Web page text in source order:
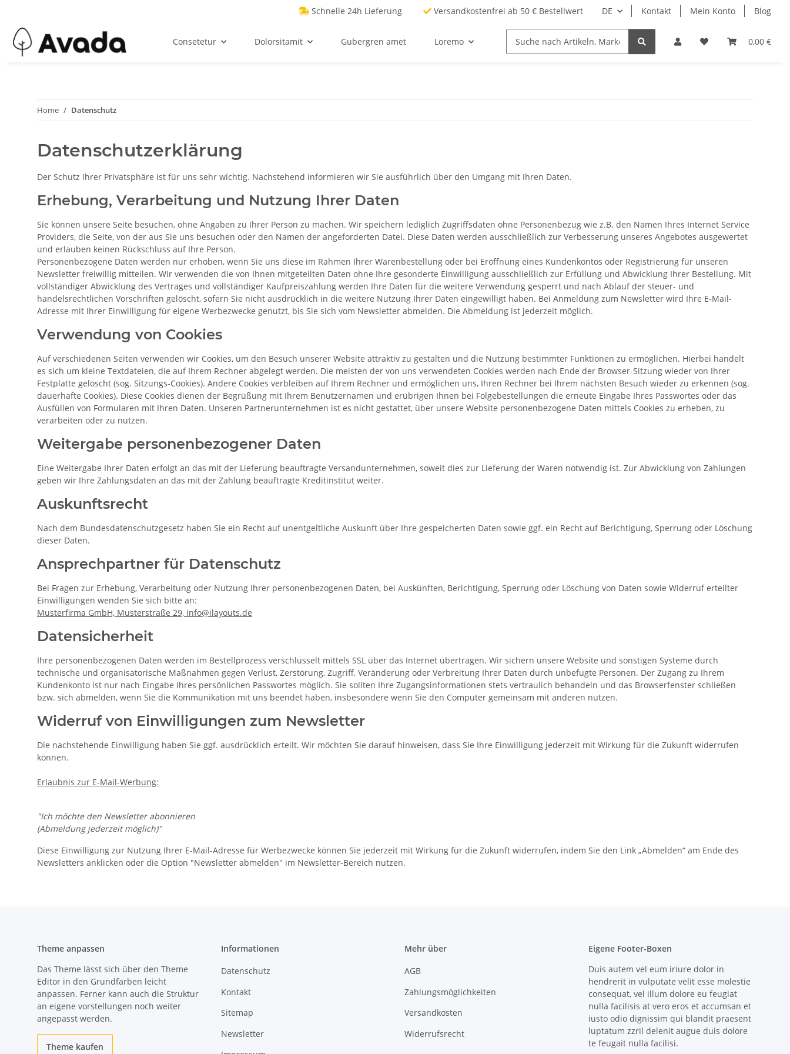
DE Kontakt Mein Konto Blog
Schnelle 24h Lieferung Versandkostenfrei ab 50 € Bestellwert
0,00 €
Consetetur Dolorsitamit Gubergren amet Loremo
Home Datenschutz
Datenschutzerklärung
Der Schutz Ihrer Privatsphäre ist für uns sehr wichtig. Nachstehend informieren wir Sie ausführlich über den Umgang mit Ihren Daten.
Erhebung, Verarbeitung und Nutzung Ihrer Daten
Sie können unsere Seite besuchen, ohne Angaben zu Ihrer Person zu machen. Wir speichern lediglich Zugriffsdaten ohne Personenbezug wie z.B. den Namen Ihres Internet Service
Providers, die Seite, von der aus Sie uns besuchen oder den Namen der angeforderten Datei. Diese Daten werden ausschließlich zur Verbesserung unseres Angebotes ausgewertet
und erlauben keinen Rückschluss auf Ihre Person.
Personenbezogene Daten werden nur erhoben, wenn Sie uns diese im Rahmen Ihrer Warenbestellung oder bei Eröffnung eines Kundenkontos oder Registrierung für unseren
Newsletter freiwillig mitteilen. Wir verwenden die von Ihnen mitgeteilten Daten ohne Ihre gesonderte Einwilligung ausschließlich zur Erfüllung und Abwicklung Ihrer Bestellung. Mit
vollständiger Abwicklung des Vertrages und vollständiger Kaufpreiszahlung werden Ihre Daten für die weitere Verwendung gesperrt und nach Ablauf der steuer- und
handelsrechtlichen Vorschriften gelöscht, sofern Sie nicht ausdrücklich in die weitere Nutzung Ihrer Daten eingewilligt haben. Bei Anmeldung zum Newsletter wird Ihre E-Mail-
Adresse mit Ihrer Einwilligung für eigene Werbezwecke genutzt, bis Sie sich vom Newsletter abmelden. Die Abmeldung ist jederzeit möglich.
Verwendung von Cookies
Auf verschiedenen Seiten verwenden wir Cookies, um den Besuch unserer Website attraktiv zu gestalten und die Nutzung bestimmter Funktionen zu ermöglichen. Hierbei handelt
es sich um kleine Textdateien, die auf Ihrem Rechner abgelegt werden. Die meisten der von uns verwendeten Cookies werden nach Ende der Browser-Sitzung wieder von Ihrer
Festplatte gelöscht (sog. Sitzungs-Cookies). Andere Cookies verbleiben auf Ihrem Rechner und ermöglichen uns, Ihren Rechner bei Ihrem nächsten Besuch wieder zu erkennen (sog.
dauerhafte Cookies). Diese Cookies dienen der Begrüßung mit Ihrem Benutzernamen und erübrigen Ihnen bei Folgebestellungen die erneute Eingabe Ihres Passwortes oder das
Ausfüllen von Formularen mit Ihren Daten. Unseren Partnerunternehmen ist es nicht gestattet, über unsere Website personenbezogene Daten mittels Cookies zu erheben, zu
verarbeiten oder zu nutzen.
Weitergabe personenbezogener Daten
Eine Weitergabe Ihrer Daten erfolgt an das mit der Lieferung beauftragte Versandunternehmen, soweit dies zur Lieferung der Waren notwendig ist. Zur Abwicklung von Zahlungen
geben wir Ihre Zahlungsdaten an das mit der Zahlung beauftragte Kreditinstitut weiter.
Auskunftsrecht
Nach dem Bundesdatenschutzgesetz haben Sie ein Recht auf unentgeltliche Auskunft über Ihre gespeicherten Daten sowie ggf. ein Recht auf Berichtigung, Sperrung oder Löschung
dieser Daten.
Ansprechpartner für Datenschutz
Bei Fragen zur Erhebung, Verarbeitung oder Nutzung Ihrer personenbezogenen Daten, bei Auskünften, Berichtigung, Sperrung oder Löschung von Daten sowie Widerruf erteilter
Einwilligungen wenden Sie sich bitte an:
Musterfirma GmbH, Musterstraße 29, info@ilayouts.de
Datensicherheit
Ihre personenbezogenen Daten werden im Bestellprozess verschlüsselt mittels SSL über das Internet übertragen. Wir sichern unsere Website und sonstigen Systeme durch
technische und organisatorische Maßnahmen gegen Verlust, Zerstörung, Zugriff, Veränderung oder Verbreitung Ihrer Daten durch unbefugte Personen. Der Zugang zu Ihrem
Kundenkonto ist nur nach Eingabe Ihres persönlichen Passwortes möglich. Sie sollten Ihre Zugangsinformationen stets vertraulich behandeln und das Browserfenster schließen
bzw. sich abmelden, wenn Sie die Kommunikation mit uns beendet haben, insbesondere wenn Sie den Computer gemeinsam mit anderen nutzen.
Widerruf von Einwilligungen zum Newsletter
Die nachstehende Einwilligung haben Sie ggf. ausdrücklich erteilt. Wir möchten Sie darauf hinweisen, dass Sie Ihre Einwilligung jederzeit mit Wirkung für die Zukunft widerrufen
können.
Erlaubnis zur E-Mail-Werbung:
"Ich möchte den Newsletter abonnieren
(Abmeldung jederzeit möglich)"
Diese Einwilligung zur Nutzung Ihrer E-Mail-Adresse für Werbezwecke können Sie jederzeit mit Wirkung für die Zukunft widerrufen, indem Sie den Link „Abmelden“ am Ende des
Newsletters anklicken oder die Option "Newsletter abmelden" im Newsletter-Bereich nutzen.
Theme anpassen
Das Theme lässt sich über den Theme
Editor in den Grundfarben leicht
anpassen. Ferner kann auch die Struktur
an eigene vorstellungen noch weiter
angepasst werden.
Theme kaufen
Informationen
Datenschutz
Kontakt
Sitemap
Newsletter
Mehr über
AGB
Zahlungsmöglichkeiten
Versandkosten
Widerrufsrecht
Eigene Footer-Boxen
Duis autem vel eum iriure dolor in
hendrerit in vulputate velit esse molestie
consequat, vel illum dolore eu feugiat
nulla facilisis at vero eros et accumsan et
iusto odio dignissim qui blandit praesent
luptatum zzril delenit augue duis dolore
te feugait nulla facilisi.